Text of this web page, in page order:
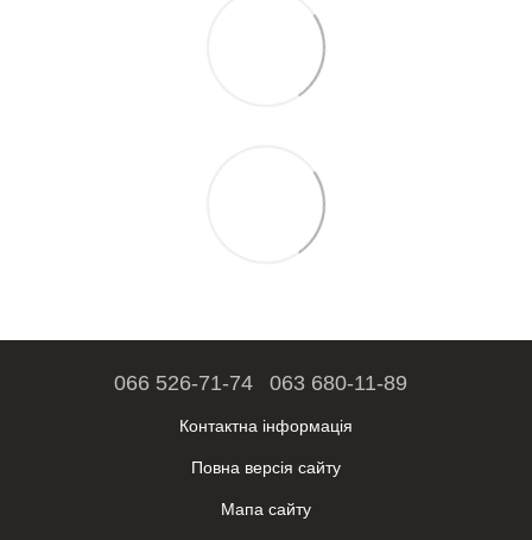
066 526-71-74 063 680-11-89
Контактна інформація
Повна версія сайту
Мапа сайту